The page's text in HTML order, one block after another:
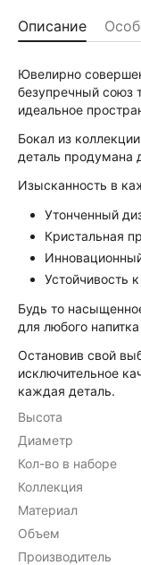
Описание
Ювелирно
безупречный союз
идеальное
Бокал из
деталь продумана
Изысканность в
Утонченный
Кристальная
Устойчивость
Будь то
для любого
Остановив свой
исключительное
каждая деталь.
Высота
Диаметр
Кол-во в наборе
Коллекция
Материал
Объем
Производитель